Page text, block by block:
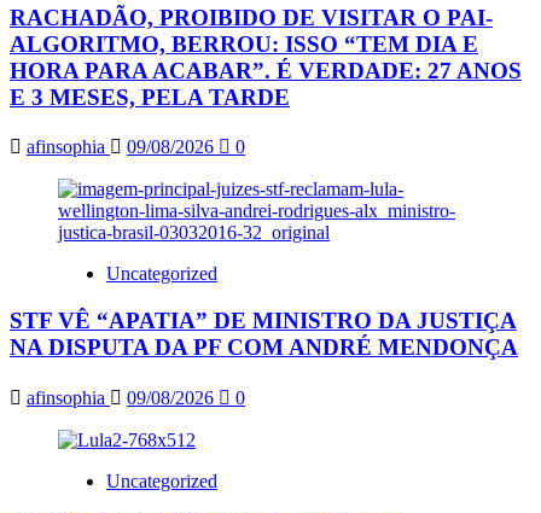
RACHADÃO, PROIBIDO DE VISITAR O PAI-
ALGORITMO, BERROU: ISSO “TEM DIA E
HORA PARA ACABAR”. É VERDADE: 27 ANOS
E 3 MESES, PELA TARDE
afinsophia 09/08/2026 0
Uncategorized
STF VÊ “APATIA” DE MINISTRO DA JUSTIÇA
NA DISPUTA DA PF COM ANDRÉ MENDONÇA
afinsophia 09/08/2026 0
Uncategorized